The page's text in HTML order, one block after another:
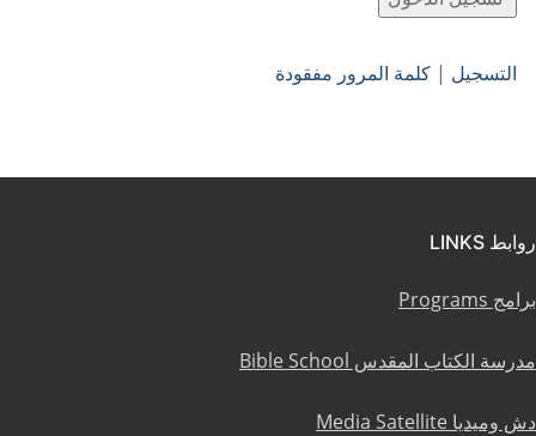
التسجيل | كلمة المرور مفقودة
روابط LINKS
برامج Programs
مدرسة الكتاب المقدس Bible School
دش وميديا Media Satellite